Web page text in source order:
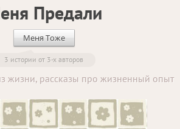
Предали
Меня Тоже
3 истории от 3-х авторов
жизни, рассказы про жизненный опыт